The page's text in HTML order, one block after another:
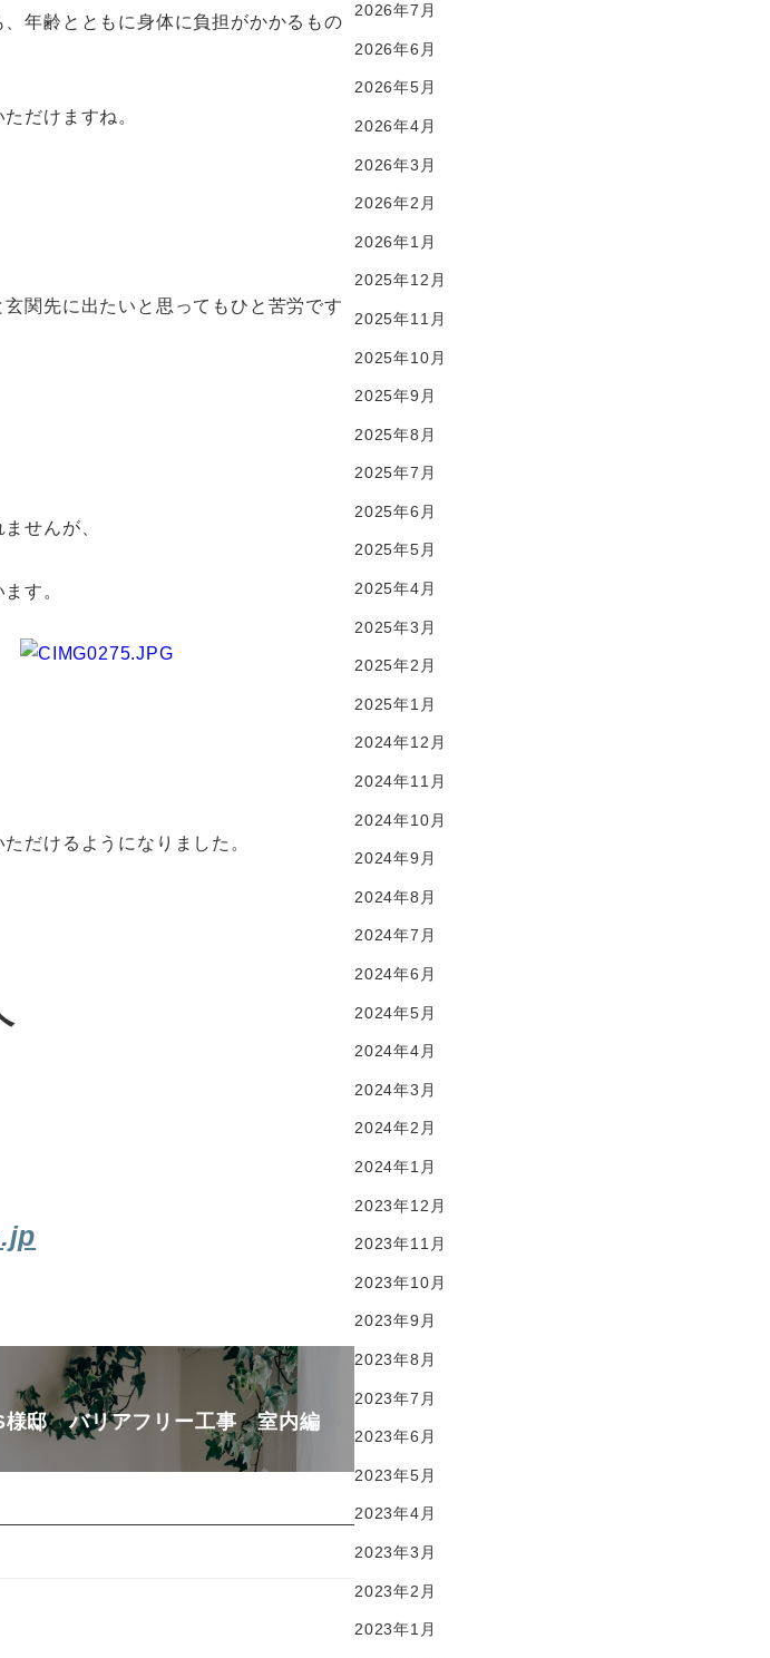
年齢とともに身体に負担がかかるもの
だけますね。
関先に出たいと思ってもひと苦労です
せんが、
す。
だけるようになりました。
邸 バリアフリー工事 室内編
2026年7月
2026年6月
2026年5月
2026年4月
2026年3月
2026年2月
2026年1月
2025年12月
2025年11月
2025年10月
2025年9月
2025年8月
2025年7月
2025年6月
2025年5月
2025年4月
2025年3月
2025年2月
2025年1月
2024年12月
2024年11月
2024年10月
2024年9月
2024年8月
2024年7月
2024年6月
2024年5月
2024年4月
2024年3月
2024年2月
2024年1月
2023年12月
2023年11月
2023年10月
2023年9月
2023年8月
2023年7月
2023年6月
2023年5月
2023年4月
2023年3月
2023年2月
2023年1月